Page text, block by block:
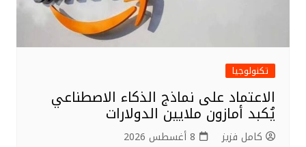
تكنولوجيا
الاعتماد على نماذج الذكاء الاصطناعي
يُكبد أمازون ملايين الدولارات
كامل فزيز 8 أغسطس 2026